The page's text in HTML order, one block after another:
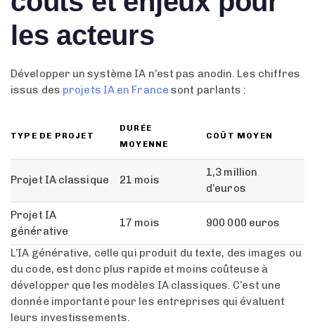
les acteurs
Développer un système IA n’est pas anodin. Les chiffres
issus des projets IA en France sont parlants :
TYPE DE PROJET
DURÉE
MOYENNE
COÛT MOYEN
Projet IA classique 21 mois
1,3 million
d’euros
Projet IA
générative
17 mois 900 000 euros
L’IA générative, celle qui produit du texte, des images ou
du code, est donc plus rapide et moins coûteuse à
développer que les modèles IA classiques. C’est une
donnée importante pour les entreprises qui évaluent
leurs investissements.